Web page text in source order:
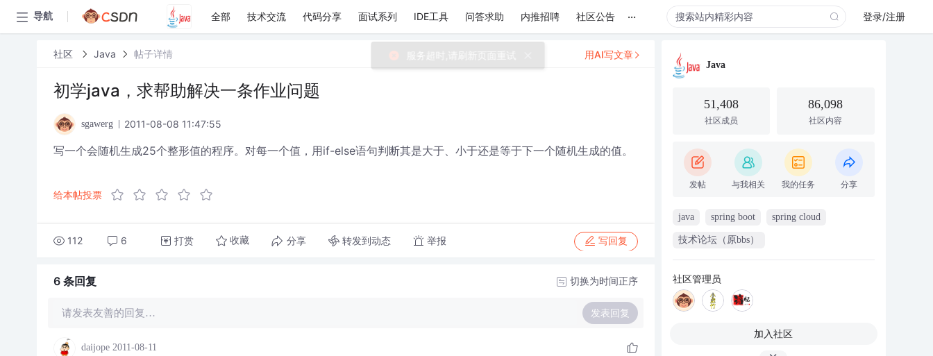
导航 全部 技术交流 代码分享 面试系列 IDE工具 问答求助 内推招聘 社区公告 ... 登录/注册
社区 Java 帖子详情
初学java，求帮助解决一条作业问题
sgawerg 2011-08-08 11:47:55
写一个会随机生成25个整形值的程序。对每一个值，用if-else语句判断其是大于、小于还是等于下一个随机生成的值。
给本帖投票
112 6 打赏 收藏 分享 转发到动态 举报 写回复
用AI写文章
6 条回复 切换为时间正序
请发表友善的回复… 发表回复
daijope 2011-08-11
Java
51,408
社区成员
86,098
社区内容
发帖 与我相关 我的任务 分享
java spring boot spring cloud
技术论坛（原bbs）
社区管理员
加入社区